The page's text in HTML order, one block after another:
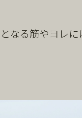
となる筋やヨレ